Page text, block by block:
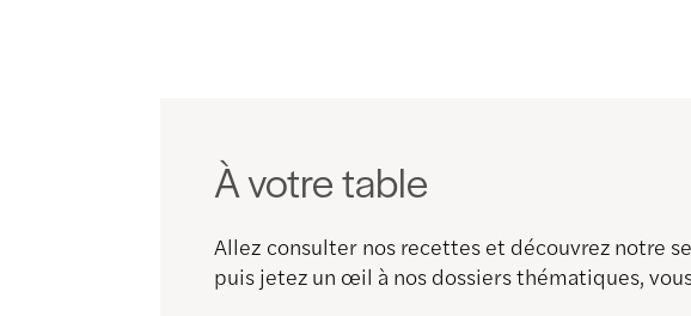
À votre table
Allez consulter nos recettes et découvrez notre
puis jetez un œil à nos dossiers thématiques,